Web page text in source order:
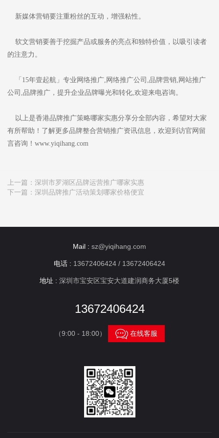
新媒体营销要注重粉丝的互动，增强粘性。
软文营销要善于挖掘产品或服务的亮点和独特价值，以吸引读者
的注意力。
「15年壹起航」专业网络推广,网络推广公司,品牌营销,网站推广
公司,品牌推广，提升企业品牌曝光和转化,欢迎来电咨询。
以上是香港品牌推广策略哪家实惠分享分全部内容，希望对大家
有所帮助！了解更多品牌整合营销推广资讯信息，欢迎到访官网留
言咨询！www.yiqihang.com
上一篇： 深圳市罗湖区品牌运营推广哪家实惠
下一篇： 深圳品牌推广活动策划哪家价格便宜
Mail : sz@yiqihang.com
电话 : 13672406424 / 13672406424
地址 : 深圳市宝安区宝安大道建润商务大厦5楼
13672406424
（9:00 - 18:00） 在线客服